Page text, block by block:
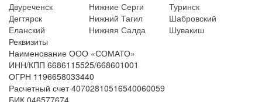
Двуреченск
Нижние Серги
Туринск
Дегтярск
Нижний Тагил
Шабровский
Еланский
Нижняя Салда
Шувакиш
Реквизиты
Наименование ООО «СОМАТО»
ИНН/КПП 6686115525/668601001
ОГРН 1196658033440
Расчетный счет 40702810516540060059
БИК 046577674